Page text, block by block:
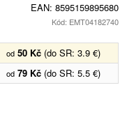
EAN: 8595159895680
Kód: EMT04182740
od 50 Kč (do SR: 3.9 €)
od 79 Kč (do SR: 5.5 €)